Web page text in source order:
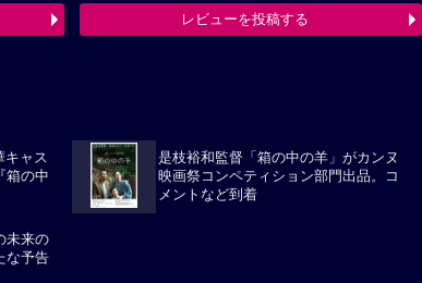
レビューを投稿する
キャス
箱の中
是枝裕和監督「箱の中の羊」がカンヌ
映画祭コンペティション部門出品。コ
メントなど到着
未来の
な予告